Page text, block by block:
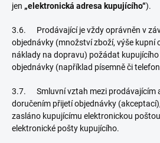
jen „elektronická adresa kupujícího“).
3.6. Prodávající je vždy oprávněn v
objednávky (množství zboží, výše kupní
náklady na dopravu) požádat
objednávky (například písemně či
3.7. Smluvní vztah mezi prodávajícím
doručením přijetí objednávky
zasláno kupujícímu elektronickou
elektronické pošty kupujícího.